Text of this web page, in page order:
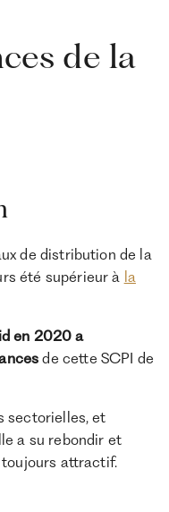
de la
de distribution de la
été supérieur à la
en 2020 a
de cette SCPI de
sectorielles, et
a su rebondir et
attractif.